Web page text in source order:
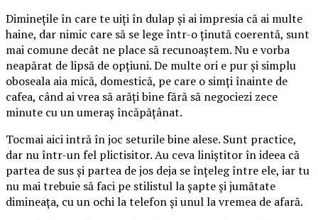
Diminețile în care te uiți în dulap și ai impresia că ai multe
haine, dar nimic care să se lege într-o ținută coerentă, sunt
mai comune decât ne place să recunoaștem. Nu e vorba
neapărat de lipsă de opțiuni. De multe ori e pur și simplu
oboseala aia mică, domestică, pe care o simți înainte de
cafea, când ai vrea să arăți bine fără să negociezi zece
minute cu un umeraș încăpățânat.
Tocmai aici intră în joc seturile bine alese. Sunt practice,
dar nu într-un fel plictisitor. Au ceva liniștitor în ideea că
partea de sus și partea de jos deja se înțeleg între ele, iar tu
nu mai trebuie să faci pe stilistul la șapte și jumătate
dimineața, cu un ochi la telefon și unul la vremea de afară.